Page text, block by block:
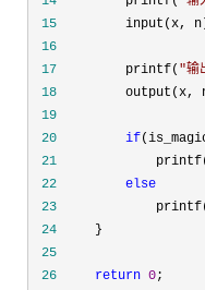
15
16
17
         printf(
"输
18
19
20
if
21
22
else
23
24
25
26
return 0